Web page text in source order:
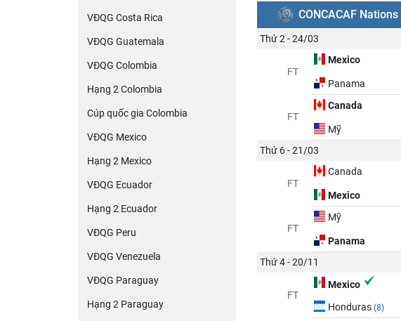
VĐQG Costa Rica
VĐQG Guatemala
VĐQG Colombia
Hạng 2 Colombia
Cúp quốc gia Colombia
VĐQG Mexico
Hạng 2 Mexico
VĐQG Ecuador
Hạng 2 Ecuador
VĐQG Peru
VĐQG Venezuela
VĐQG Paraguay
Hạng 2 Paraguay
CONCACAF
Thứ 2 - 24/03
FT
Mexico
Panama
FT
Canada
Mỹ
Thứ 6 - 21/03
FT
Canada
Mexico
FT
Mỹ
Panama
Thứ 4 - 20/11
FT
Mexico
Honduras (8)